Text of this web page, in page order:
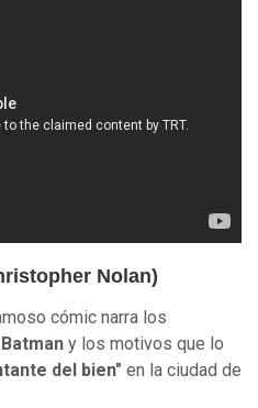
Nolan)
cómic narra los
y los motivos que lo
del bien" en la ciudad de